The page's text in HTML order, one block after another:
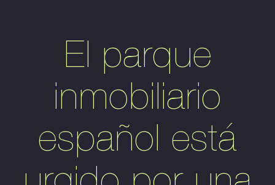
El parque
inmobiliario
español está